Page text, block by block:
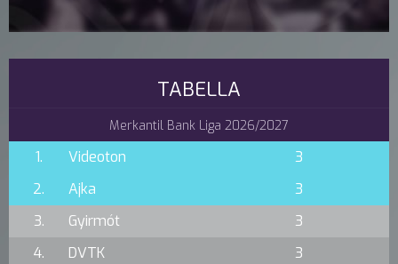
TABELLA
Merkantil Bank Liga 2026/2027
1. Videoton
3
2.
Ajka
3
3.
Gyirmót
3
4.
DVTK
3